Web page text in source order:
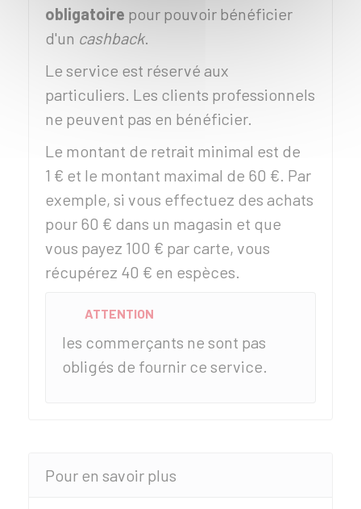
obligatoire pour pouvoir bénéficier
d'un cashback.
Le service est réservé aux
particuliers. Les clients professionnels
ne peuvent pas en bénéficier.
Le montant de retrait minimal est de
1 € et le montant maximal de 60 €. Par
exemple, si vous effectuez des achats
pour 60 € dans un magasin et que
vous payez 100 € par carte, vous
récupérez 40 € en espèces.
ATTENTION
les commerçants ne sont pas
obligés de fournir ce service.
Pour en savoir plus